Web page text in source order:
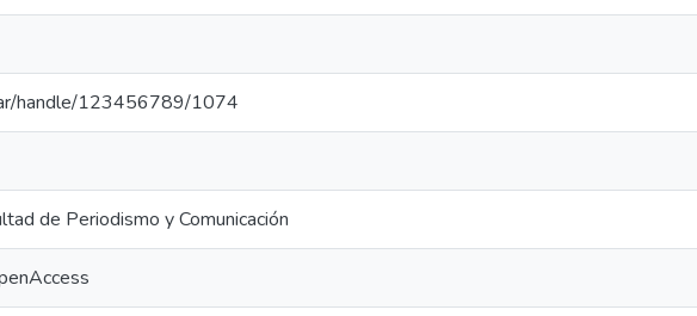
handle/123456789/1074
de Periodismo y Comunicación